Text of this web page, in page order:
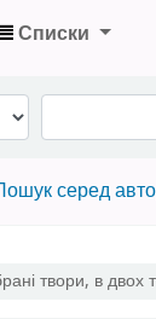
Списки
серед
твори, в двох